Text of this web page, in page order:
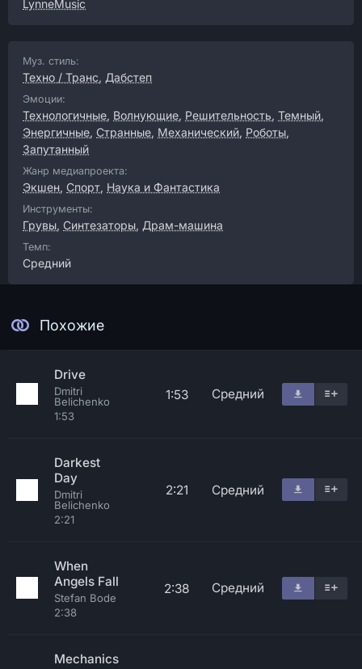
LynneMusic
Муз. стиль:
Техно / Транс, Дабстеп
Эмоции:
Технологичные, Волнующие, Решительность, Темный,
Энергичные, Странные, Механический, Роботы,
Запутанный
Жанр медиапроекта:
Экшен, Спорт, Наука и Фантастика
Инструменты:
Грувы, Синтезаторы, Драм-машина
Темп:
Средний
Похожие
Drive
Dmitri
Belichenko
1:53
1:53 Средний
Darkest
Day
Dmitri
Belichenko
2:21
2:21 Средний
When
Angels Fall
Stefan Bode
2:38
2:38 Средний
Mechanics